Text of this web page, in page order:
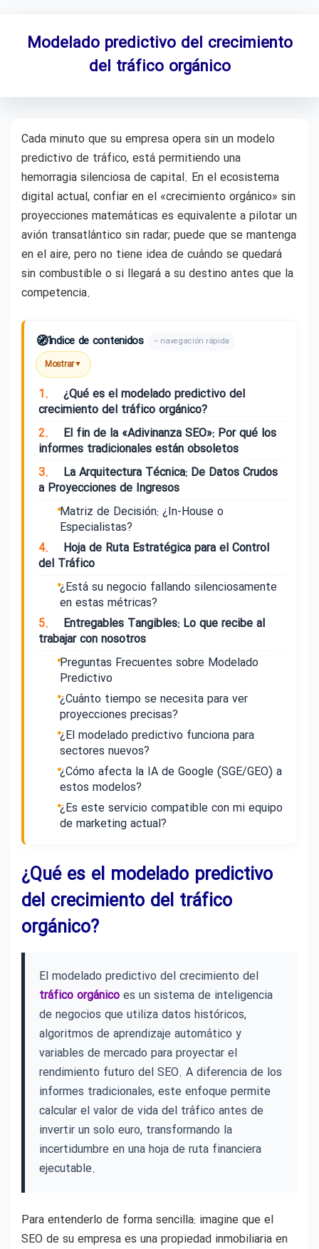
Modelado predictivo del crecimiento
del tráfico orgánico
Cada minuto que su empresa opera sin un modelo
predictivo de tráfico, está permitiendo una
hemorragia silenciosa de capital. En el ecosistema
digital actual, confiar en el «crecimiento orgánico» sin
proyecciones matemáticas es equivalente a pilotar un
avión transatlántico sin radar; puede que se mantenga
en el aire, pero no tiene idea de cuándo se quedará
sin combustible o si llegará a su destino antes que la
competencia.
🧭Índice de contenidos – navegación rápida
Mostrar▼
1.
¿Qué es el modelado predictivo del
crecimiento del tráfico orgánico?
2.
El fin de la «Adivinanza SEO»: Por qué los
informes tradicionales están obsoletos
3.
La Arquitectura Técnica: De Datos Crudos
a Proyecciones de Ingresos
Matriz de Decisión: ¿In-House o
Especialistas?
4.
Hoja de Ruta Estratégica para el Control
del Tráfico
¿Está su negocio fallando silenciosamente
en estas métricas?
5.
Entregables Tangibles: Lo que recibe al
trabajar con nosotros
Preguntas Frecuentes sobre Modelado
Predictivo
¿Cuánto tiempo se necesita para ver
proyecciones precisas?
¿El modelado predictivo funciona para
sectores nuevos?
¿Cómo afecta la IA de Google (SGE/GEO) a
estos modelos?
¿Es este servicio compatible con mi equipo
de marketing actual?
¿Qué es el modelado predictivo
del crecimiento del tráfico
orgánico?
El modelado predictivo del crecimiento del
tráfico orgánico es un sistema de inteligencia
de negocios que utiliza datos históricos,
algoritmos de aprendizaje automático y
variables de mercado para proyectar el
rendimiento futuro del SEO. A diferencia de los
informes tradicionales, este enfoque permite
calcular el valor de vida del tráfico antes de
invertir un solo euro, transformando la
incertidumbre en una hoja de ruta financiera
ejecutable.
Para entenderlo de forma sencilla: imagine que el
SEO de su empresa es una propiedad inmobiliaria en